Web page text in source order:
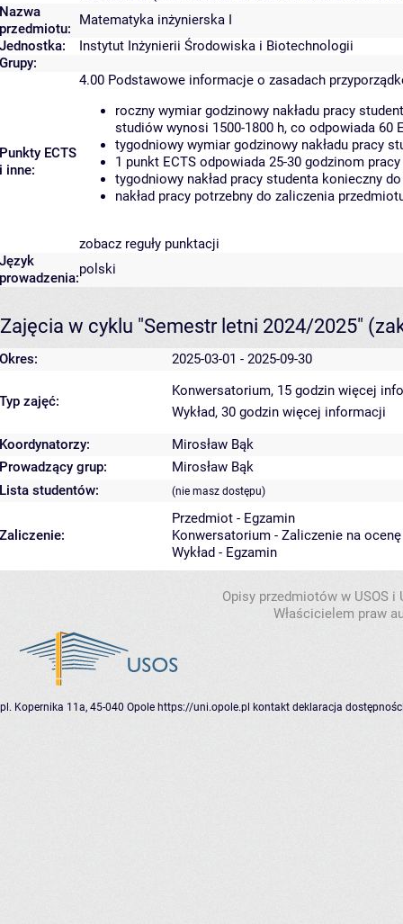
Nazwa
przedmiotu:
Matematyka inżynierska I
Jednostka:
Instytut Inżynierii Środowiska i Biotechnologii
Grupy:
Punkty ECTS
i inne:
4.00 Podstawowe informacje o zasadach
roczny wymiar godzinowy nakładu pracy
studiów wynosi 1500-1800 h, co odpowiada 60
tygodniowy wymiar godzinowy nakładu pracy
1 punkt ECTS odpowiada 25-30 godzinom
tygodniowy nakład pracy studenta konieczny
nakład pracy potrzebny do zaliczenia
zobacz reguły punktacji
Język
prowadzenia:
polski
Zajęcia w cyklu "Semestr letni 2024/2025"
Okres: 2025-03-01 - 2025-09-30
Typ zajęć:
Konwersatorium, 15 godzin więcej
Wykład, 30 godzin więcej informacji
Koordynatorzy:
Mirosław Bąk
Prowadzący grup:
Mirosław Bąk
Lista studentów:
(nie masz dostępu)
Zaliczenie:
Przedmiot - Egzamin
Konwersatorium - Zaliczenie na ocenę
Wykład - Egzamin
Opisy przedmiotów w USOS
Właścicielem praw
pl. Kopernika 11a, 45-040 Opole https://uni.opole.pl kontakt deklaracja